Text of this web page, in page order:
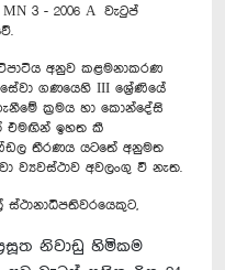
3 - 2006 A වැටුප්
පටිපාටිය අනුව කළමනාකරණ
ගණයෙහි III ශ්‍රේණියේ
ක්‍රමය හා කොන්දේසි
එමඟින් ඉහත කී
මණ්ඩල තීරණය යටතේ අනුමත
ව්‍යවස්ථාව අවලංගු වී නැත.
ස්ථානාධිපතිවරයෙකුට,
නිවාඩු හිමිකම